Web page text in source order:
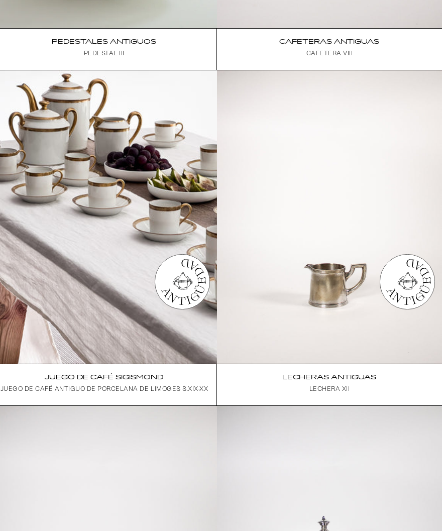
PEDESTALES ANTIGUOS
PEDESTAL III
CAFETERAS ANTIGUAS
CAFETERA VIII
JUEGO DE CAFÉ SIGISMOND
JUEGO DE CAFÉ ANTIGUO DE PORCELANA DE LIMOGES S.XIX-XX
LECHERAS ANTIGUAS
LECHERA XII